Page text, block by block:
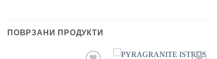
ПОВРЗАНИ ПРОДУКТИ